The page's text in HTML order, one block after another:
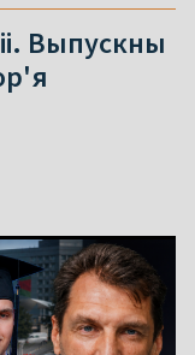
Выпускны